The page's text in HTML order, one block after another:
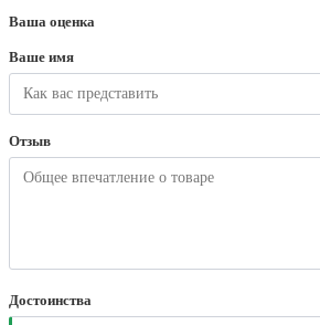
Ваша оценка
Ваше имя
Отзыв
Достоинства